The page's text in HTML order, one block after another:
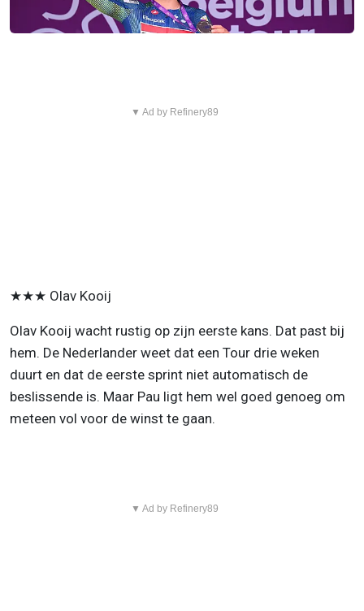
▼ Ad by Refinery89
★★★ Olav Kooij
Olav Kooij wacht rustig op zijn eerste kans. Dat past bij
hem. De Nederlander weet dat een Tour drie weken
duurt en dat de eerste sprint niet automatisch de
beslissende is. Maar Pau ligt hem wel goed genoeg om
meteen vol voor de winst te gaan.
▼ Ad by Refinery89